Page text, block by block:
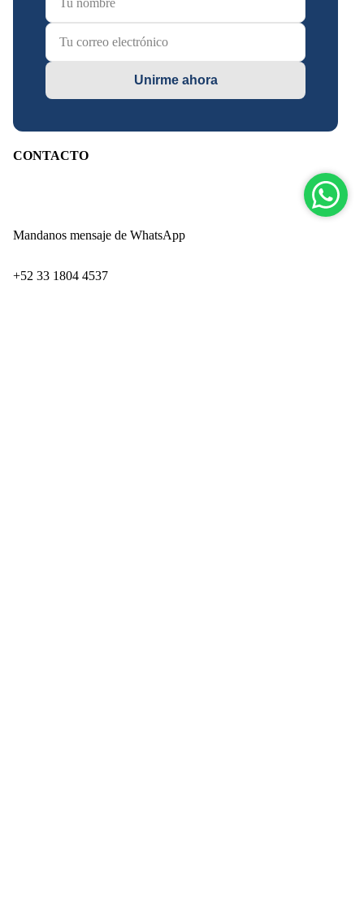
Unirme ahora
CONTACTO
Mandanos mensaje de WhatsApp
‪+52 33 1804 4537‬